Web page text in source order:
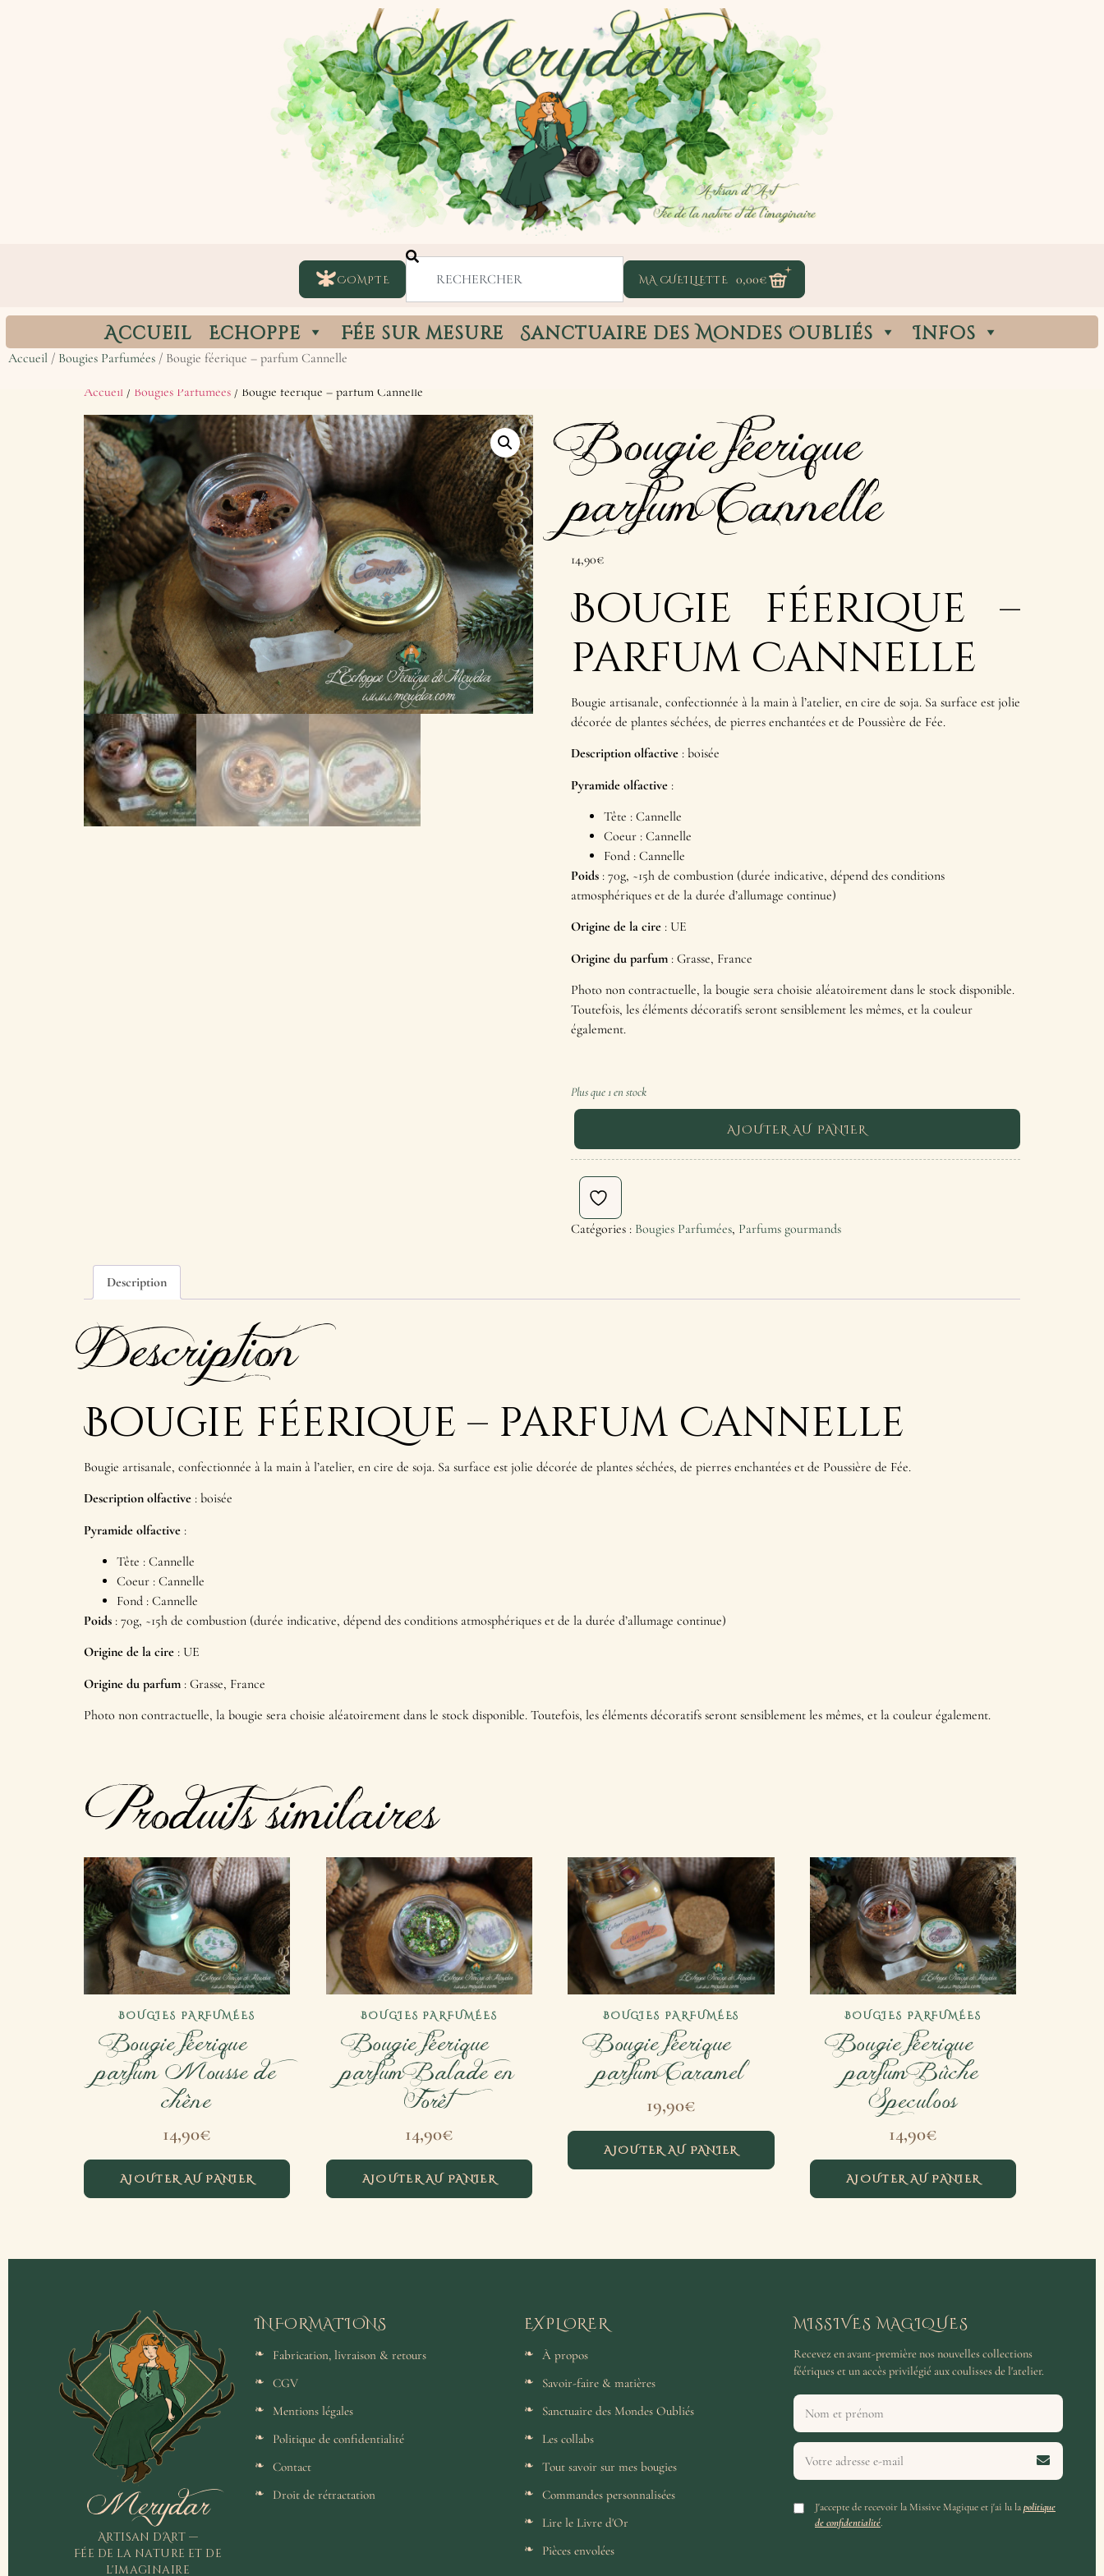
COMPTE 0,00€
Accueil Echoppe Fée sur mesure Sanctuaire des Mondes Oubliés Infos
Accueil / Bougies Parfumées / Bougie féerique – parfum Cannelle
Accueil / Bougies Parfumées / Bougie féerique – parfum Cannelle
Bougie féerique –
parfum Cannelle
14,90€
Bougie féerique –
parfum Cannelle
Bougie artisanale, confectionnée à la main à l’atelier, en cire de soja. Sa surface est jolie
décorée de plantes séchées, de pierres enchantées et de Poussière de Fée.
Description olfactive: boisée
Pyramide olfactive:
Tête : Cannelle
Coeur : Cannelle
Fond : Cannelle
Poids: 70g, ~15h de combustion (durée indicative, dépend des conditions
atmosphériques et de la durée d’allumage continue)
Origine de la cire: UE
Origine du parfum: Grasse, France
Photo non contractuelle, la bougie sera choisie aléatoirement dans le stock disponible.
Toutefois, les éléments décoratifs seront sensiblement les mêmes, et la couleur
également.
Plus que 1 en stock
AJOUTER AU PANIER
Catégories : Bougies Parfumées, Parfums gourmands
Description
Description
Bougie féerique – parfum Cannelle
Bougie artisanale, confectionnée à la main à l’atelier, en cire de soja. Sa surface est jolie décorée de plantes séchées, de pierres enchantées et de Poussière de Fée.
Description olfactive : boisée
Pyramide olfactive :
Tête : Cannelle
Coeur : Cannelle
Fond : Cannelle
Poids : 70g, ~15h de combustion (durée indicative, dépend des conditions atmosphériques et de la durée d’allumage continue)
Origine de la cire : UE
Origine du parfum : Grasse, France
Photo non contractuelle, la bougie sera choisie aléatoirement dans le stock disponible. Toutefois, les éléments décoratifs seront sensiblement les mêmes, et la couleur également.
Produits similaires
BOUGIES PARFUMÉES
Bougie féerique –
parfum Mousse de
chêne
14,90€
AJOUTER AU PANIER
BOUGIES PARFUMÉES
Bougie féerique –
parfum Balade en
Forêt
14,90€
AJOUTER AU PANIER
BOUGIES PARFUMÉES
Bougie féerique –
parfum Caramel
19,90€
AJOUTER AU PANIER
BOUGIES PARFUMÉES
Bougie féerique –
parfum Bûche
Speculoos
14,90€
AJOUTER AU PANIER
Merydar
Artisan d'Art —
Fée de la nature et de
l'imaginaire
INFORMATIONS
Fabrication, livraison & retours
CGV
Mentions légales
Politique de confidentialité
Contact
Droit de rétractation
EXPLORER
À propos
Savoir-faire & matières
Sanctuaire des Mondes Oubliés
Les collabs
Tout savoir sur mes bougies
Commandes personnalisées
Lire le Livre d'Or
Pièces envolées
MISSIVES MAGIQUES
Recevez en avant-première nos nouvelles collections
féériques et un accès privilégié aux coulisses de l'atelier.
J'accepte de recevoir la Missive Magique et j'ai lu lapolitique
de confidentialité.